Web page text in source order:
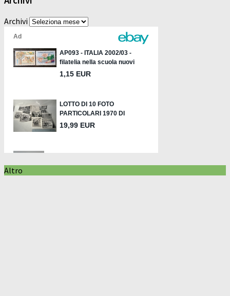
Archivi
Altro